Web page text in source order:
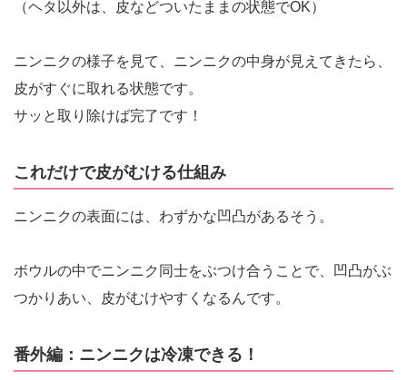
（ヘタ以外は、皮などついたままの状態でOK）
ニンニクの様子を見て、ニンニクの中身が見えてきたら、
皮がすぐに取れる状態です。
サッと取り除けば完了です！
これだけで皮がむける仕組み
ニンニクの表面には、わずかな凹凸があるそう。
ボウルの中でニンニク同士をぶつけ合うことで、凹凸がぶ
つかりあい、皮がむけやすくなるんです。
番外編：ニンニクは冷凍できる！